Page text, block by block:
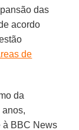
das
acordo
de
da
anos,
à BBC News